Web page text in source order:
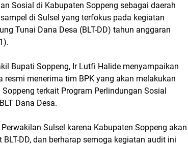
Sosial di Kabupaten Soppeng sebagai daerah
di Sulsel yang terfokus pada kegiatan
Tunai Dana Desa (BLT-DD) tahun anggaran
Bupati Soppeng, Ir Lutfi Halide menyampaikan
menerima tim BPK yang akan melakukan
terkait Program Perlindungan Sosial
Dana Desa.
Sulsel karena Kabupaten Soppeng akan
DD, dan berharap semoga kegiatan audit ini